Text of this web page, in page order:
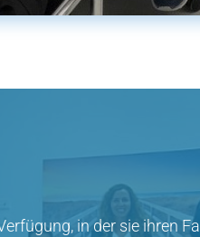
in der sie ihren Fall